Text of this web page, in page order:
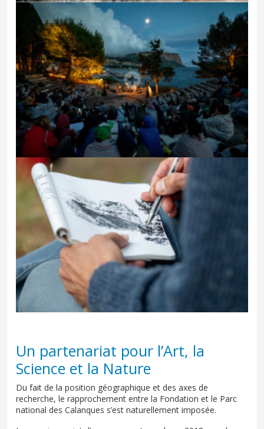
Un partenariat pour l’Art, la
Science et la Nature
Du fait de la position géographique et des axes de
recherche, le rapprochement entre la Fondation et le Parc
national des Calanques s’est naturellement imposée.